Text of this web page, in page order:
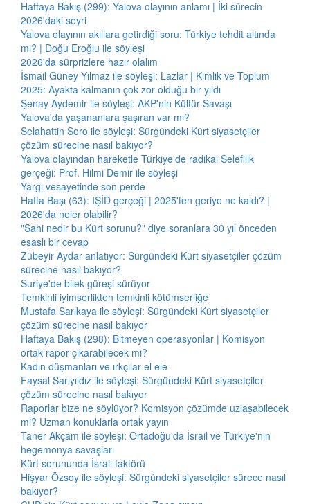
Haftaya Bakış (299): Yalova olayının anlamı | İki sürecin
2026'daki seyri
Yalova olayının akıllara getirdiği soru: Türkiye tehdit altında
mı? | Doğu Eroğlu ile söyleşi
2026'da sürprizlere hazır olalım
İsmail Güney Yılmaz ile söyleşi: Lazlar | Kimlik ve Toplum
2025: Ayakta kalmanın çok zor olduğu bir yıldı
Şenay Aydemir ile söyleşi: AKP'nin Kültür Savaşı
Yalova'da yaşananlara şaşıran var mı?
Selahattin Soro ile söyleşi: Sürgündeki Kürt siyasetçiler
çözüm sürecine nasıl bakıyor?
Yalova olayından hareketle Türkiye'de radikal Selefilik
gerçeği: Prof. Hilmi Demir ile söyleşi
Yargı vesayetinde son perde
Hafta Başı (63): IŞİD gerçeği | 2025'ten geriye ne kaldı? |
2026'da neler olabilir?
"Sahi nedir bu Kürt sorunu?" diye soranlara 30 yıl önceden
esaslı bir cevap
Zübeyir Aydar anlatıyor: Sürgündeki Kürt siyasetçiler çözüm
sürecine nasıl bakıyor?
Suriye'de bilek güreşi sürüyor
Temkinli iyimserlikten temkinli kötümserliğe
Mustafa Sarıkaya ile söyleşi: Sürgündeki Kürt siyasetçiler
çözüm sürecine nasıl bakıyor
Haftaya Bakış (298): Bitmeyen operasyonlar | Komisyon
ortak rapor çıkarabilecek mi?
Kadın düşmanları ve ırkçılar el ele
Faysal Sarıyıldız ile söyleşi: Sürgündeki Kürt siyasetçiler
çözüm sürecine nasıl bakıyor
Raporlar bize ne söylüyor? Komisyon çözümde uzlaşabilecek
mi? Uzman konuklarla ortak yayın
Taner Akçam ile söyleşi: Ortadoğu'da İsrail ve Türkiye'nin
hegemonya savaşları
Kürt sorununda İsrail faktörü
Hişyar Özsoy ile söyleşi: Sürgündeki siyasetçiler sürece nasıl
bakıyor?